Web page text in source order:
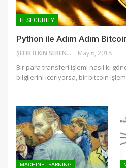
IT SECURITY
Python ile Adım Adım
ŞEFIK İLKIN SERENGIL May 6, 2018
Bir para transferi işlemi nasıl ki
bilgilerini içeriyorsa, bir bitcoin
MACHINE LEARNING